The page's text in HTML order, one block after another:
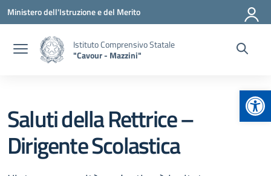
Vai ai contenuti
Vai al menu di navigazione
Vai al footer
Ministero dell'Istruzione e del Merito
Istituto Comprensivo Statale
"Cavour - Mazzini"
Saluti della Rettrice –
Dirigente Scolastica